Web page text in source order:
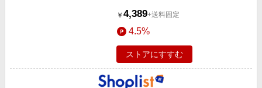
￥ 4,389+送料固定
4.5%
ストアにすすむ